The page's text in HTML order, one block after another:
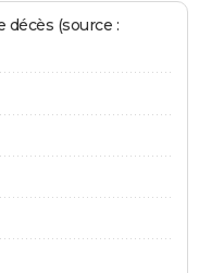
(source :